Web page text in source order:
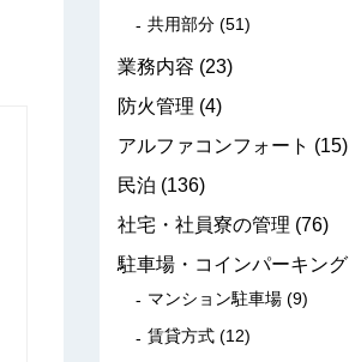
共用部分 (51)
業務内容 (23)
防火管理 (4)
アルファコンフォート (15)
民泊 (136)
社宅・社員寮の管理 (76)
駐車場・コインパーキング
マンション駐車場 (9)
賃貸方式 (12)